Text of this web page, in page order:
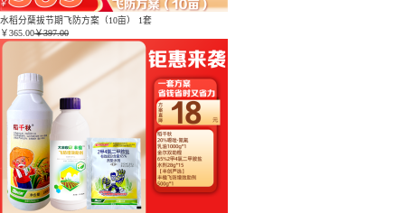
水稻分蘖拔节期飞防方案（10亩） 1套
￥365.00￥397.00